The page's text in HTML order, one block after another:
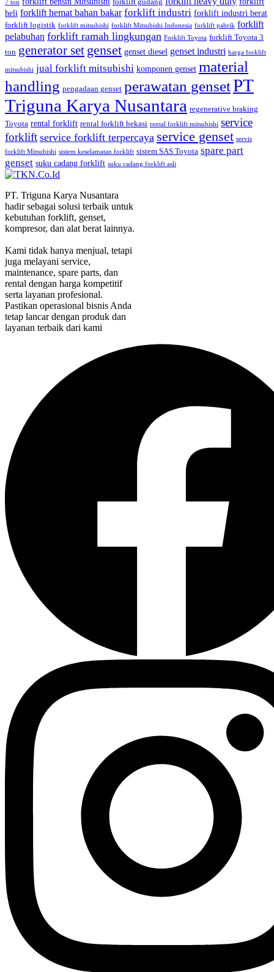
7 ton forklift gudang
heli forklift hemat bahan bakar forklift industri forklift industri berat
forklift logistik forklift mitsubishi forklift Mitsubishi Indonesia forklift pabrik forklift
pelabuhan forklift ramah lingkungan Forklift Toyota forklift Toyota 3
ton generator set genset genset diesel genset industri harga forklift
mitsubishi jual forklift mitsubishi komponen genset material
handling pengadaan genset perawatan gensetPT
Triguna Karya Nusantara regenerative braking
Toyota rental forklift rental forklift bekasi rental forklift mitsubishi service
forklift service forklift terpercaya service genset servis
forklift Mitsubishi sistem keselamatan forklift sistem SAS Toyota spare part
genset suku cadang forklift suku cadang forklift asli
PT. Triguna Karya Nusantara
hadir sebagai solusi terbaik untuk
kebutuhan forklift, genset,
kompresor, dan alat berat lainnya.
Kami tidak hanya menjual, tetapi
juga melayani service,
maintenance, spare parts, dan
rental dengan harga kompetitif
serta layanan profesional.
Pastikan operasional bisnis Anda
tetap lancar dengan produk dan
layanan terbaik dari kami